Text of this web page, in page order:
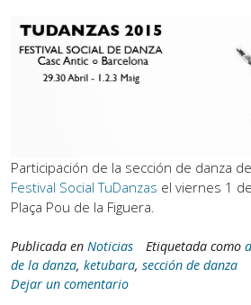
Participación de la sección de danza
Festival Social TuDanzas el viernes 1
Plaça Pou de la Figuera.
Publicada en Noticias Etiquetada como
de la danza, ketubara, sección de danza
Dejar un comentario